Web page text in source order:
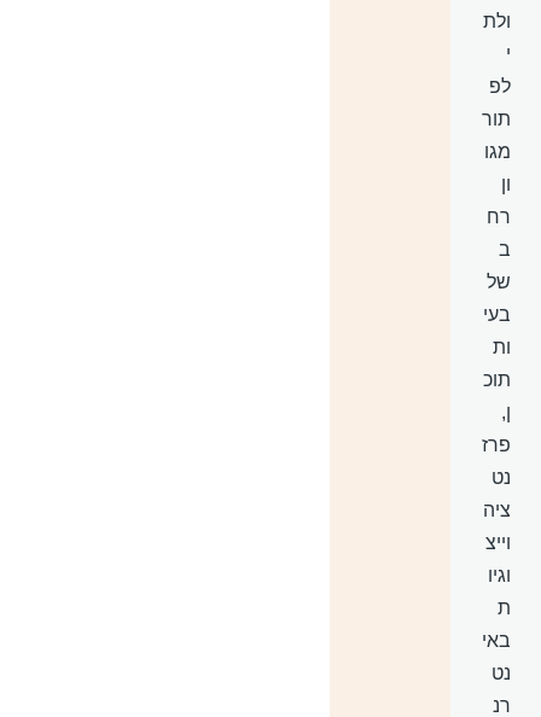
ולת
לפ
תור
מגו
ון
רח
ב
של
בעי
ות
תוכ
ן,
פרז
נט
ציה
וייצ
וגיו
ת
באי
נט
רנ